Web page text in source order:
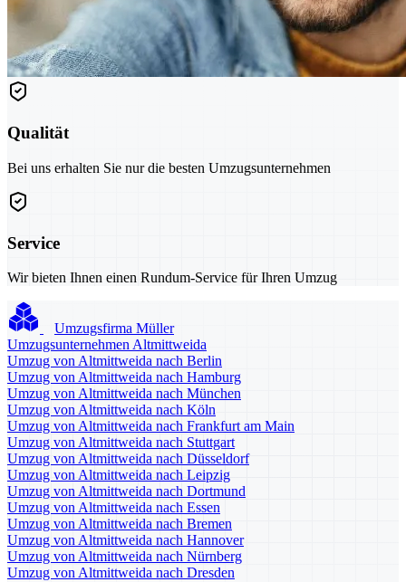
Qualität
Bei uns erhalten Sie nur die besten Umzugsunternehmen
Service
Wir bieten Ihnen einen Rundum-Service für Ihren Umzug
Umzugsfirma Müller
Umzugsunternehmen Altmittweida
Umzug von Altmittweida nach Berlin
Umzug von Altmittweida nach Hamburg
Umzug von Altmittweida nach München
Umzug von Altmittweida nach Köln
Umzug von Altmittweida nach Frankfurt am Main
Umzug von Altmittweida nach Stuttgart
Umzug von Altmittweida nach Düsseldorf
Umzug von Altmittweida nach Leipzig
Umzug von Altmittweida nach Dortmund
Umzug von Altmittweida nach Essen
Umzug von Altmittweida nach Bremen
Umzug von Altmittweida nach Hannover
Umzug von Altmittweida nach Nürnberg
Umzug von Altmittweida nach Dresden